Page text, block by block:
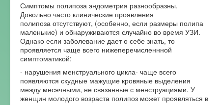
Симптомы полипоза эндометрия разнообразны.
Довольно часто клинические проявления
полипоза отсутствуют, (особенно, если размеры полипа
маленькие) и обнаруживаются случайно во время УЗИ.
Однако если заболевание дает о себе знать, то
проявляется чаще всего нижеперечисленнной
симптоматикой:
- нарушения менструального цикла- чаще всего
появляются скудные мажущие кровяные выделения
между месячными, не связанные с менструациями. У
женщин молодого возраста полипоз может проявляться в